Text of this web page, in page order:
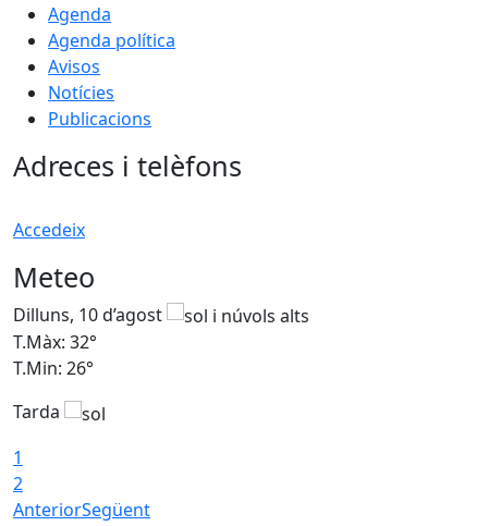
Agenda
Agenda política
Avisos
Notícies
Publicacions
Adreces i telèfons
Accedeix
Meteo
Dilluns, 10 d’agost
T.Màx: 32°
T.Min: 26°
Tarda
1
2
AnteriorSegüent